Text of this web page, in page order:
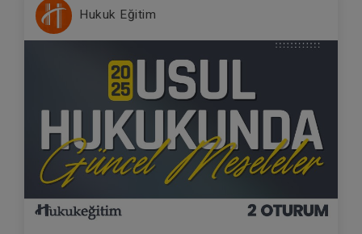
Hukuk Eğitim